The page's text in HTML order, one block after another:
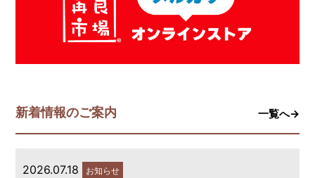
新着情報のご案内 一覧へ→
2026.07.18 お知らせ